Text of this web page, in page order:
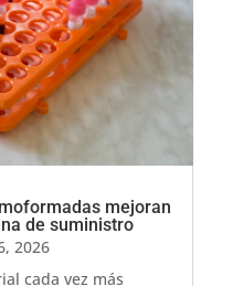
mejoran
de suministro
2026
cada vez más